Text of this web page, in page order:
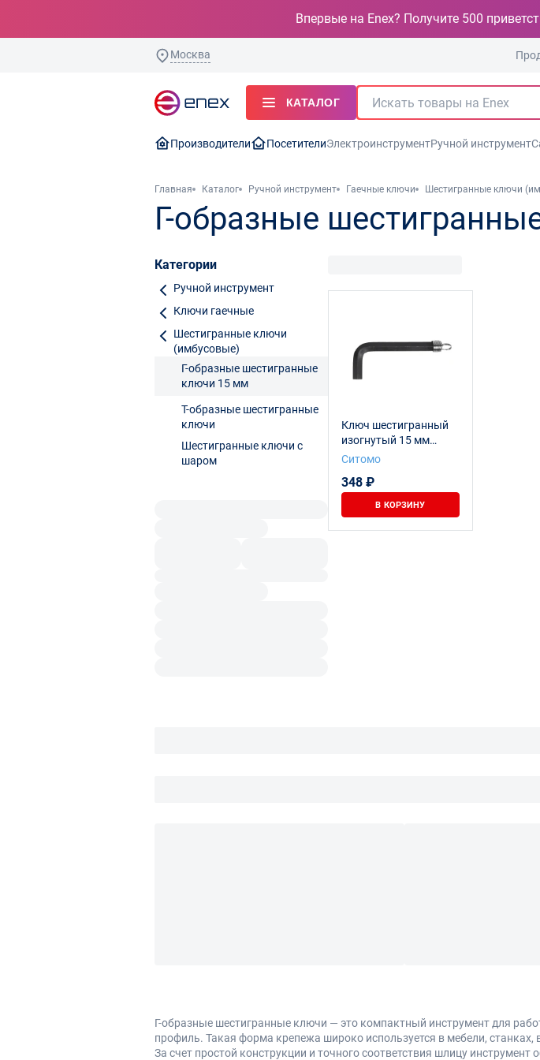
Впервые на Enex? Получите 500
Москва
КАТАЛОГ
Производители ПосетителиЭлектроинструментРучной инструмент
Главная Каталог Ручной инструмент Гаечные ключи Шестигранные ключи
Г-образные
Категории
Ручной инструмент
Ключи гаечные
Шестигранные ключи
(имбусовые)
Г-образные шестигранные
ключи 15 мм
Т-образные шестигранные
ключи
Шестигранные ключи с
шаром
Ключ шестигранный
изогнутый 15 мм
SITOMO
Ситомо
348 ₽
В КОРЗИНУ
Г-образные шестигранные ключи — это компактный инструмент для
профиль. Такая форма крепежа широко используется в мебели,
За счет простой конструкции и точного соответствия шлицу